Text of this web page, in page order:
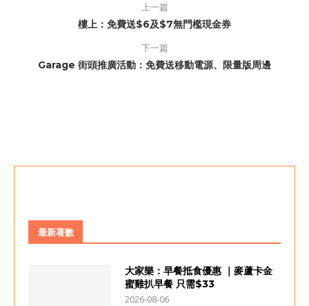
上一篇
樓上：免費送$6及$7無門檻現金券
下一篇
Garage 街頭推廣活動：免費送移動電源、限量版周邊
最新著數
大家樂：早餐抵食優惠 ｜麥蘆卡金
蜜雞扒早餐 只需$33
2026-08-06